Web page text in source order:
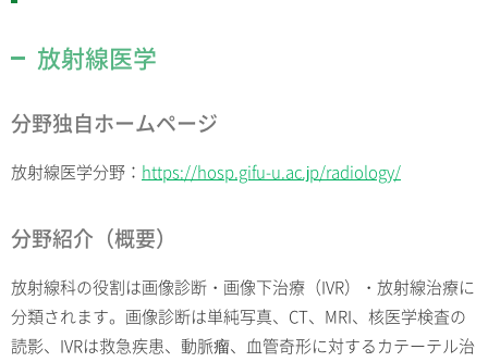
放射線医学
分野独自ホームページ
放射線医学分野： https://hosp.gifu-u.ac.jp/radiology/
分野紹介（概要）
放射線科の役割は画像診断・画像下治療（IVR）・放射線治療に
分類されます。画像診断は単純写真、CT、MRI、核医学検査の
読影、IVRは救急疾患、動脈瘤、血管奇形に対するカテーテル治